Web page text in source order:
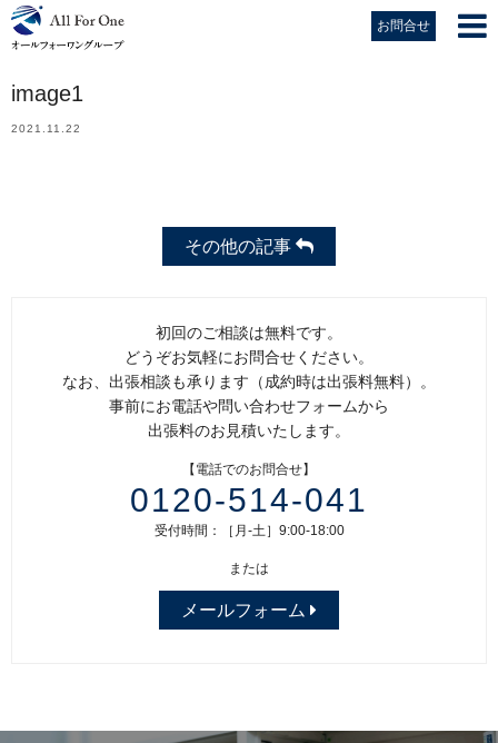
お問合せ
image1
2021.11.22
その他の記事
初回のご相談は無料です。
どうぞお気軽にお問合せください。
なお、出張相談も承ります（成約時は出張料無料）。
事前にお電話や問い合わせフォームから
出張料のお見積いたします。
【電話でのお問合せ】
0120-514-041
受付時間：［月-土］9:00-18:00
または
メールフォーム